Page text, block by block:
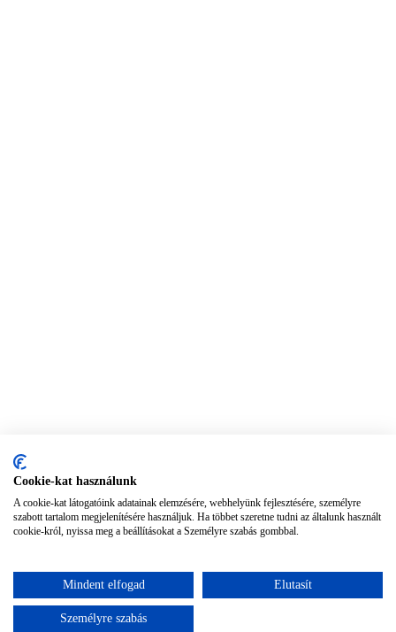
Cookie-kat használunk
A cookie-kat látogatóink adatainak elemzésére, webhelyünk fejlesztésére, személyre
szabott tartalom megjelenítésére használjuk. Ha többet szeretne tudni az általunk használt
cookie-król, nyissa meg a beállításokat a Személyre szabás gombbal.
Mindent elfogad Elutasít
Személyre szabás